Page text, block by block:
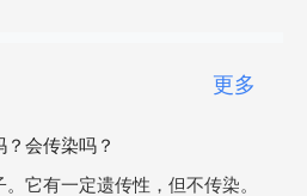
更多
会传染吗？
它有一定遗传性，但不传染。